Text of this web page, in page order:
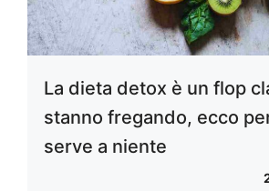
La dieta detox è un flop
stanno fregando, ecco
serve a niente